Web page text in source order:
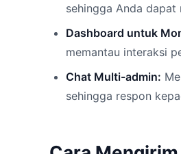
sehingga Anda
Dashboard untuk
memantau interaksi
Chat Multi-admin:
sehingga respon